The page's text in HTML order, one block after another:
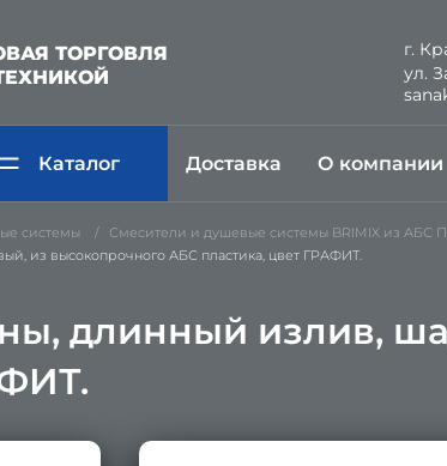
ТОРГОВЛЯ
г.
ул.
Каталог Доставка О компании
системы Смесители и душевые системы BRIMIX из АБС
из высокопрочного АБС пластика, цвет ГРАФИТ.
длинный излив,